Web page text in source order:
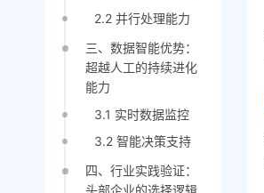
2.2 并行处理能力
三、数据智能优势：
超越人工的持续进化
能力
3.1 实时数据监控
3.2 智能决策支持
四、行业实践验证：